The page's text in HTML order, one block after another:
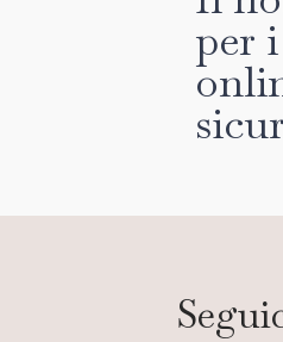
per